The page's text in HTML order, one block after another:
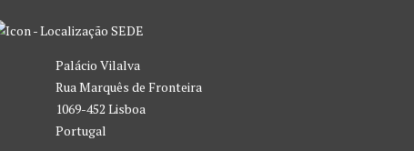
SEDE
Palácio Vilalva
Rua Marquês de Fronteira
1069-452 Lisboa
Portugal